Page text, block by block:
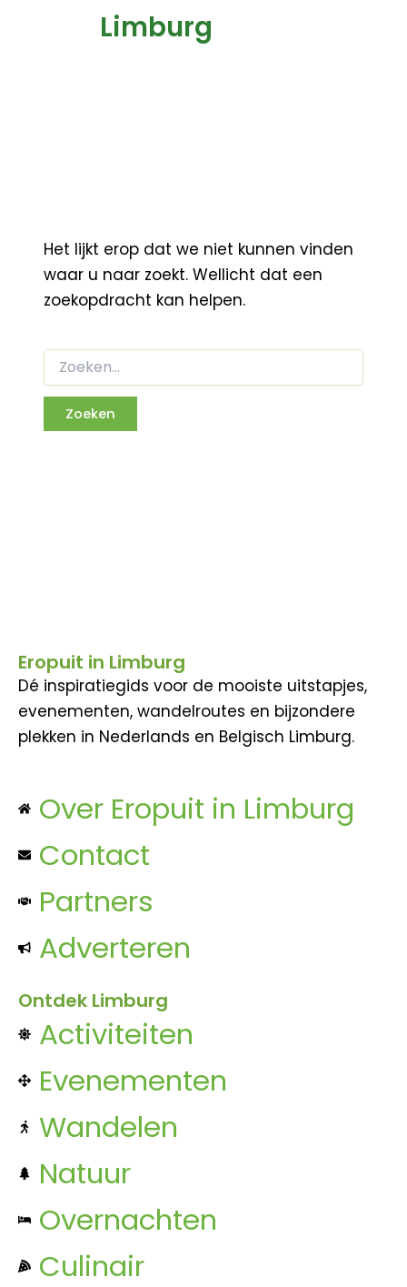
Limburg
Het lijkt erop dat we niet kunnen vinden
waar u naar zoekt. Wellicht dat een
zoekopdracht kan helpen.
Eropuit in Limburg
Dé inspiratiegids voor de mooiste uitstapjes,
evenementen, wandelroutes en bijzondere
plekken in Nederlands en Belgisch Limburg.
Over Eropuit in Limburg
Contact
Partners
Adverteren
Ontdek Limburg
Activiteiten
Evenementen
Wandelen
Natuur
Overnachten
Culinair